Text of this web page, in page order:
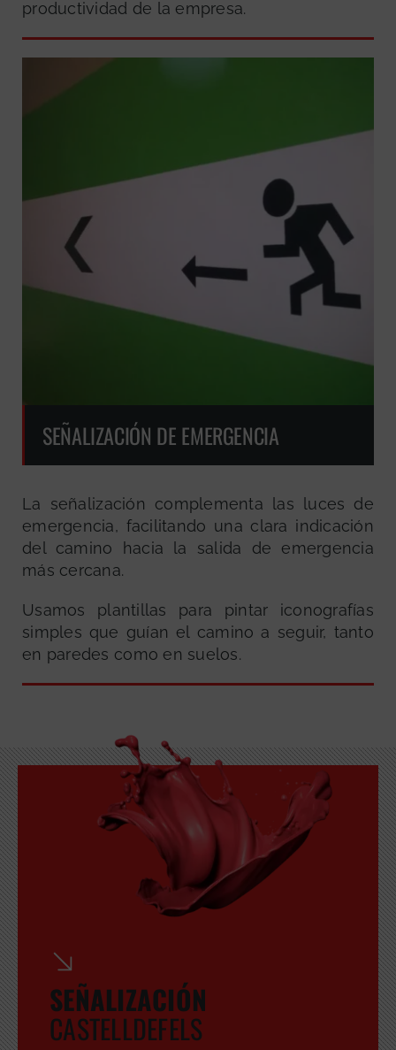
productividad de la empresa.
SEÑALIZACIÓN DE EMERGENCIA
La señalización complementa las luces de
emergencia, facilitando una clara indicación
del camino hacia la salida de emergencia
más cercana.
Usamos plantillas para pintar iconografías
simples que guían el camino a seguir, tanto
en paredes como en suelos.
SEÑALIZACIÓN
CASTELLDEFELS